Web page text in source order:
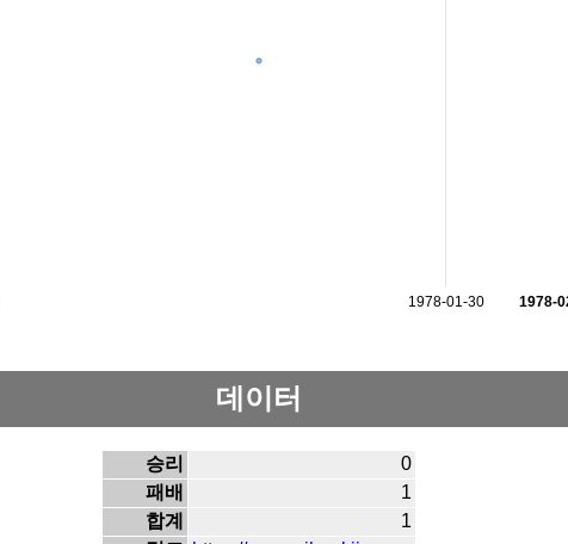
1978-01-30 1978-
데이터
승리
0
패배
1
합계
1